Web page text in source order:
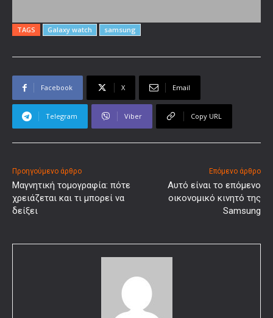
TAGS Galaxy watch samsung
Facebook X Email
Telegram Viber Copy URL
Προηγούμενο άρθρο
Μαγνητική τομογραφία: πότε
χρειάζεται και τι μπορεί να
δείξει
Επόμενο άρθρο
Αυτό είναι το επόμενο
οικονομικό κινητό της
Samsung